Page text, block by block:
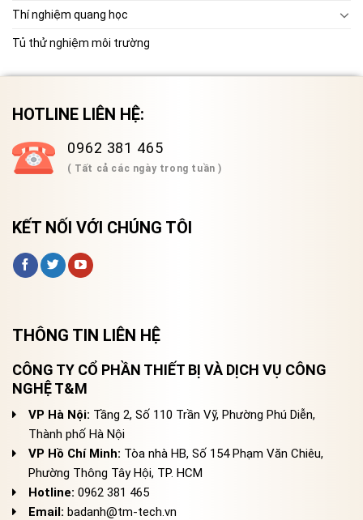
Thí nghiệm quang học
Tủ thử nghiệm môi trường
HOTLINE LIÊN HỆ:
0962 381 465
( Tất cả các ngày trong tuần )
KẾT NỐI VỚI CHÚNG TÔI
THÔNG TIN LIÊN HỆ
CÔNG TY CỔ PHẦN THIẾT BỊ VÀ DỊCH VỤ CÔNG
NGHỆ T&M
VP Hà Nội: Tầng 2, Số 110 Trần Vỹ, Phường Phú Diễn,
Thành phố Hà Nội
VP Hồ Chí Minh: Tòa nhà HB, Số 154 Phạm Văn Chiêu,
Phường Thông Tây Hội, TP. HCM
Hotline: 0962 381 465
Email: badanh@tm-tech.vn